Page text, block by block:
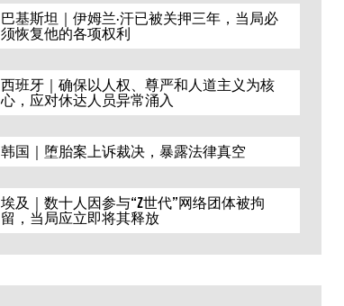
巴基斯坦｜伊姆兰·汗已被关押三年，当局必
须恢复他的各项权利
西班牙｜确保以人权、尊严和人道主义为核
心，应对休达人员异常涌入
韩国｜堕胎案上诉裁决，暴露法律真空
埃及｜数十人因参与“Z世代”网络团体被拘
留，当局应立即将其释放